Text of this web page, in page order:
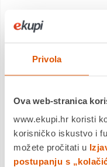
Privola
Ova web-stranica
www.ekupi.hr koristi
korisničko iskustvo i
možete pročitati u
postupanju s
Dostavljamo već od
Platite gotovinom pri
Povrat robe moguć